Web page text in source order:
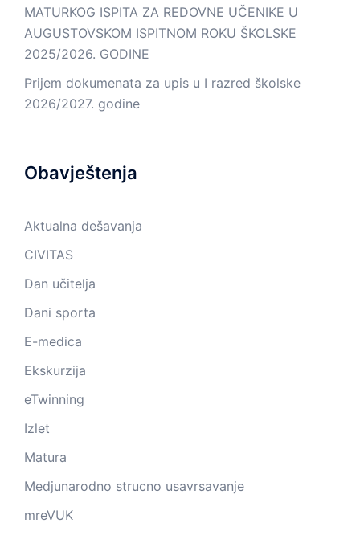
MATURKOG ISPITA ZA REDOVNE UČENIKE U
AUGUSTOVSKOM ISPITNOM ROKU ŠKOLSKE
2025/2026. GODINE
Prijem dokumenata za upis u I razred školske
2026/2027. godine
Obavještenja
Aktualna dešavanja
CIVITAS
Dan učitelja
Dani sporta
E-medica
Ekskurzija
eTwinning
Izlet
Matura
Medjunarodno strucno usavrsavanje
mreVUK